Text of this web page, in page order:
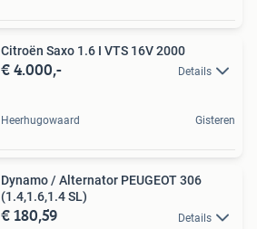
Citroën Saxo 1.6 I VTS 16V 2000
€ 4.000,- Details
Heerhugowaard Gisteren
Dynamo / Alternator PEUGEOT 306
(1.4,1.6,1.4 SL)
€ 180,59 Details